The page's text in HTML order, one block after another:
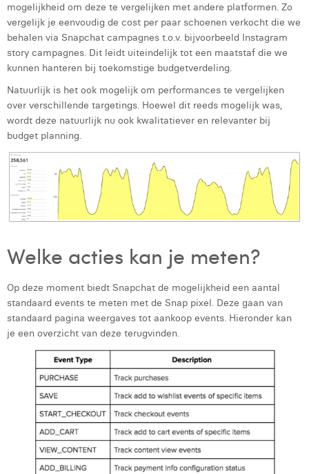
Sven Bosschem
Thomas Kurevic
Thomas Riis
Victor Hayot
William Rezette
Yaël Vanhoe
mogelijkheid om deze te vergelijken met andere platformen. Zo
vergelijk je eenvoudig de cost per paar schoenen verkocht die we
behalen via Snapchat campagnes t.o.v. bijvoorbeeld Instagram
story campagnes. Dit leidt uiteindelijk tot een maatstaf die we
kunnen hanteren bij toekomstige budgetverdeling.
Natuurlijk is het ook mogelijk om performances te vergelijken
over verschillende targetings. Hoewel dit reeds mogelijk was,
wordt deze natuurlijk nu ook kwalitatiever en relevanter bij
budget planning.
Welke acties kan je meten?
Op deze moment biedt Snapchat de mogelijkheid een aantal
standaard events te meten met de Snap pixel. Deze gaan van
standaard pagina weergaves tot aankoop events. Hieronder kan
je een overzicht van deze terugvinden.